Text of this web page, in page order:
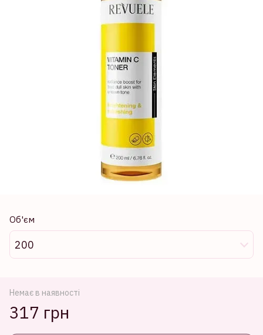
Об'єм
200
Немає в наявності
317 грн